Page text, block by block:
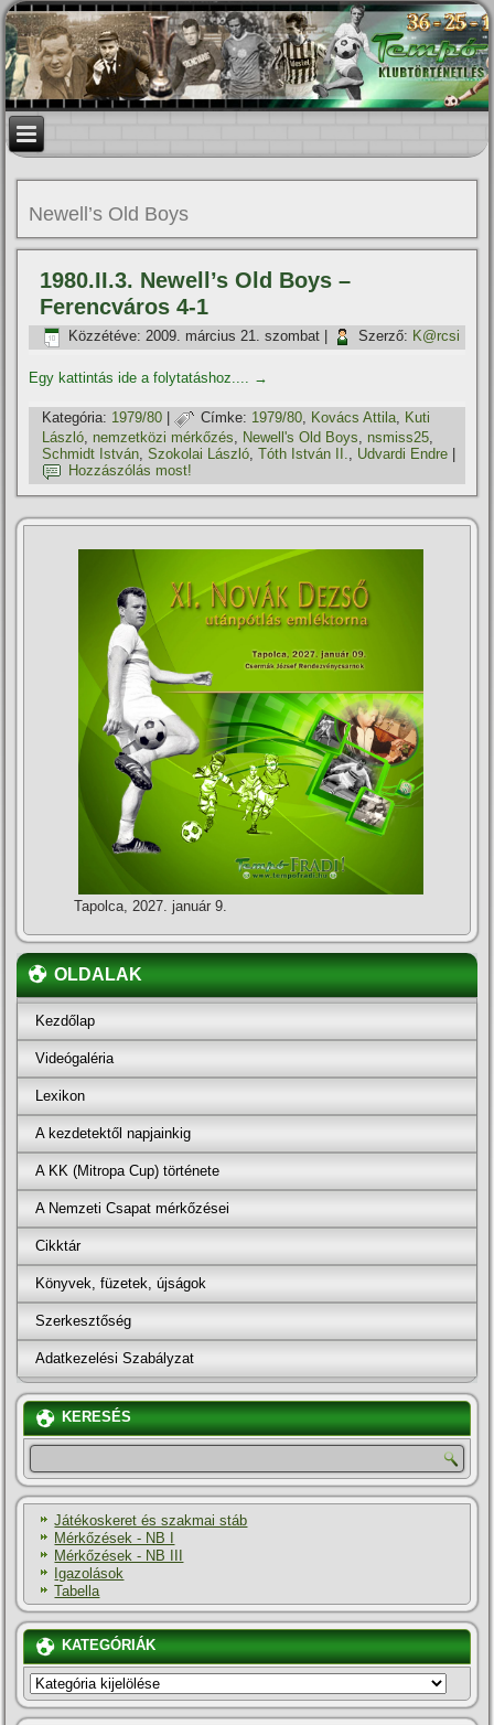
Newell’s Old Boys
1980.II.3. Newell’s Old Boys –
Ferencváros 4-1
Közzétéve: 2009. március 21. szombat Szerző: K@rcsi
Egy kattintás ide a folytatáshoz.... →
Kategória: 1979/80 | Címke: 1979/80, Kovács Attila, Kuti
László, nemzetközi mérkőzés, Newell's Old Boys, nsmiss25,
Schmidt István,Szokolai László,Tóth István II., Udvardi Endre
Hozzászólás most!
Tapolca, 2027. január 9.
OLDALAK
Kezdőlap
Videógaléria
Lexikon
A kezdetektől napjainkig
A KK (Mitropa Cup) története
A Nemzeti Csapat mérkőzései
Cikktár
Könyvek, füzetek, újságok
Szerkesztőség
Adatkezelési Szabályzat
KERESÉS
Játékoskeret és szakmai stáb
Mérkőzések - NB I
Mérkőzések - NB III
Igazolások
Tabella
KATEGÓRIÁK
KATEGÓRIÁK